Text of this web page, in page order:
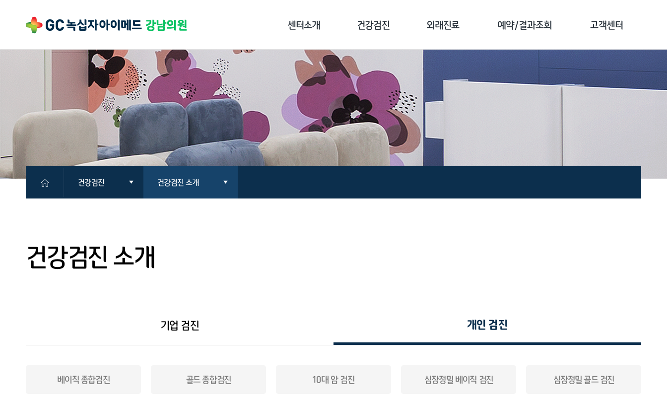
센터소개
센터소개
병원장 인사말
의료진 소개
장비 소개
오시는 길
건강검진
기업종합검진
개인종합검진
국민건강보험공단검진
채용/공무원검진
검진 전 주의사항
외래진료
클리닉 소개
만성통증 클리닉
지놈 클리닉
예약/결과조회 고객센터
전화번호 안내
건강검진
예약/결과조회
건강검진 소개
검진 전 주의사항
건강검진 소개
기업 검진 개인 검진
베이직 종합검진 골드 종합검진 10대 암 검진 심장정밀 베이직 검진 심장정밀 골드 검진